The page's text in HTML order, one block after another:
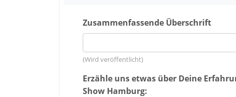
Zusammenfassende Überschrift
(Wird veröffentlicht)
Erzähle uns etwas über Deine
Show Hamburg: